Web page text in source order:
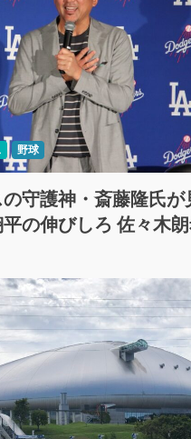
野球
守護神・斎藤隆氏が
の伸びしろ 佐々木
も明かす